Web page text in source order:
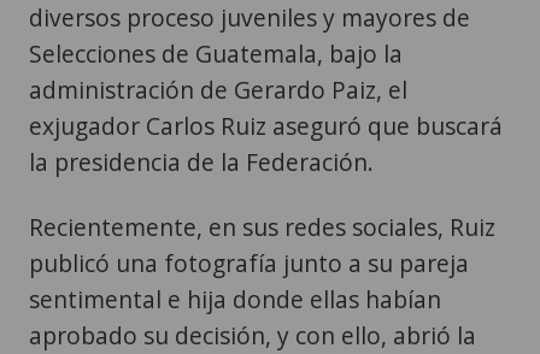
diversos proceso juveniles y mayores de
Selecciones de Guatemala, bajo la
administración de Gerardo Paiz, el
exjugador Carlos Ruiz aseguró que buscará
la presidencia de la Federación.
Recientemente, en sus redes sociales, Ruiz
publicó una fotografía junto a su pareja
sentimental e hija donde ellas habían
aprobado su decisión, y con ello, abrió la